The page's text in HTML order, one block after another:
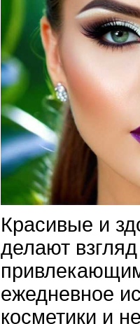
Красивые и
делают
ежедневное
косметики и